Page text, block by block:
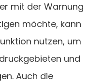
mit der Warnung
möchte, kann
nutzen, um
und
Auch die